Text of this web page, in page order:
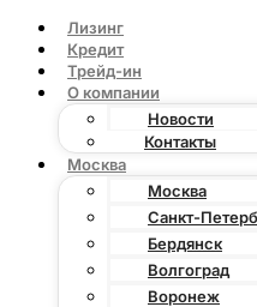
Лизинг
Кредит
Трейд-ин
О компании
Новости
Контакты
Москва
Москва
Санкт-
Бердянск
Волгоград
Воронеж